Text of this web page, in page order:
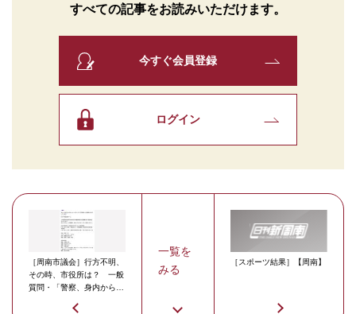
すべての記事をお読みいただけます。
今すぐ会員登録
ログイン
［周南市議会］行方不明、
その時、市役所は？ 一般
質問・「警察、身内から要
一覧を
みる
［スポーツ結果］【周南】